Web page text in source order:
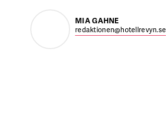
MIA GAHNE
redaktionen@hotellrevyn.se